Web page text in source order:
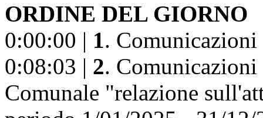
ORDINE DEL GIORNO
0:00:00 | 1. Comunicazioni
0:08:03 | 2.
Comunale "relazione